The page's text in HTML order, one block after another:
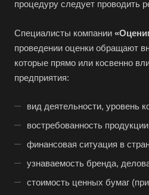
процедуру следует проводить
Специалисты компании
проведении оценки обращают
которые прямо или косвенно
предприятия:
вид деятельности, уровень
востребованность
финансовая ситуация в
узнаваемость бренда,
стоимость ценных бумаг
Абакан
Азов
Аксай